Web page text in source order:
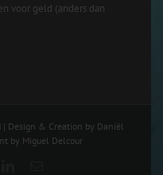
voor geld (anders dan
Design & Creation by Daniël
by Miguel Delcour